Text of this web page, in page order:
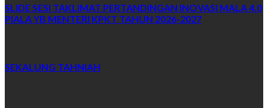
SLIDE SESI TAKLIMAT PERTANDINGAN INOVASI MALA 4.0
PIALA YB MENTERI KPKT TAHUN 2026-2027
SEKALUNG TAHNIAH